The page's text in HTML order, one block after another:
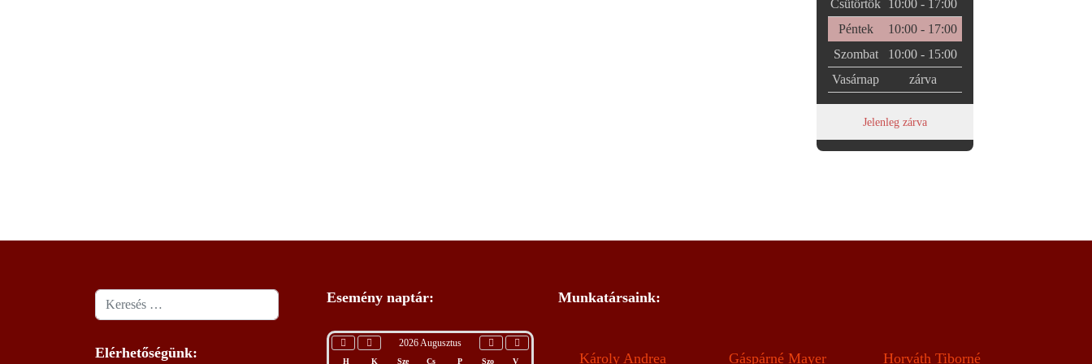
Csütörtök 10:00 - 17:00
Péntek
10:00 - 17:00
Szombat
10:00 - 15:00
Vasárnap
zárva
Jelenleg zárva
Keresés
Elérhetőségünk:
Esemény naptár:
2026 Augusztus
H K Sze Cs P Szo V
Munkatársaink:
Károly Andrea Gáspárné Mayer Horváth Tiborné